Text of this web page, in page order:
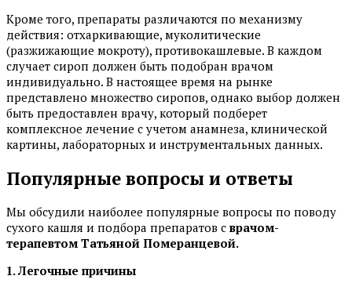
Кроме того, препараты различаются по механизму
действия: отхаркивающие, муколитические
(разжижающие мокроту), противокашлевые. В каждом
случает сироп должен быть подобран врачом
индивидуально. В настоящее время на рынке
представлено множество сиропов, однако выбор должен
быть предоставлен врачу, который подберет
комплексное лечение с учетом анамнеза, клинической
картины, лабораторных и инструментальных данных.
Популярные вопросы и ответы
Мы обсудили наиболее популярные вопросы по поводу
сухого кашля и подбора препаратов с врачом-
терапевтом Татьяной Померанцевой.
1. Легочные причины